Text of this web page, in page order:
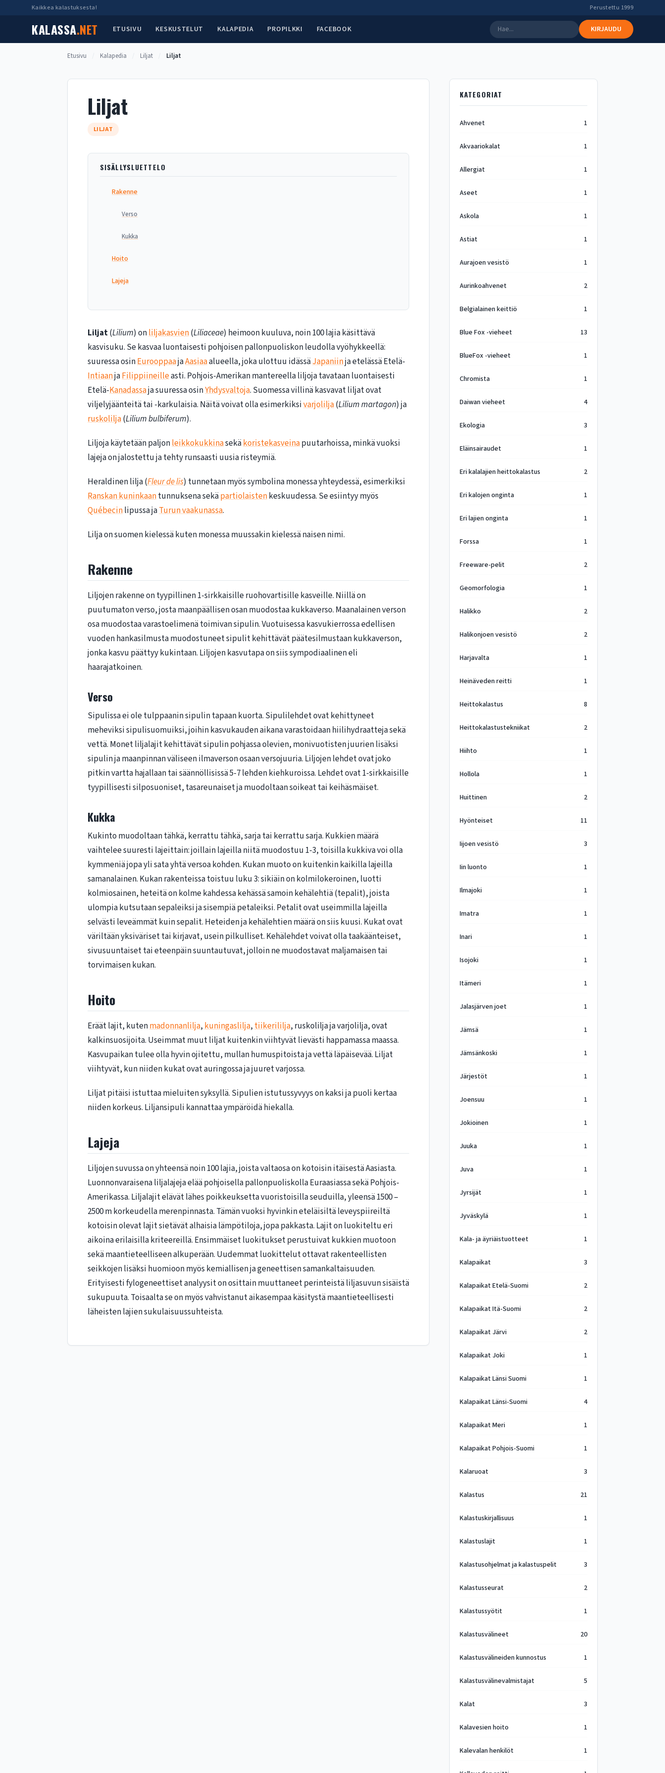
Kaikkea kalastuksesta! Perustettu 1999
KALASSA.NET ETUSIVU KESKUSTELUT KALAPEDIA PROPILKKI FACEBOOK KIRJAUDU
Etusivu Kalapedia Liljat Liljat
Liljat
LILJAT
SISÄLLYSLUETTELO
Rakenne
Verso
Kukka
Hoito
Lajeja
Liljat(Lilium) onliljakasvien(Liliaceae) heimoon kuuluva, noin 100 lajia käsittävä
kasvisuku. Se kasvaa luontaisesti pohjoisen pallonpuoliskon leudolla vyöhykkeellä:
suuressa osinEurooppaajaAasiaaalueella, joka ulottuu idässäJapaniinja etelässä Etelä-
IntiaanjaFilippiineilleasti. Pohjois-Amerikan mantereella liljoja tavataan luontaisesti
Etelä-Kanadassaja suuressa osinYhdysvaltoja. Suomessa villinä kasvavat liljat ovat
viljelyjäänteitä tai -karkulaisia. Näitä voivat olla esimerkiksivarjolilja(Lilium martagon) ja
ruskolilja(Lilium bulbiferum).
Liljoja käytetään paljonleikkokukkinasekäkoristekasveinapuutarhoissa, minkä vuoksi
lajeja on jalostettu ja tehty runsaasti uusia risteymiä.
Heraldinen lilja (Fleur de lis) tunnetaan myös symbolina monessa yhteydessä, esimerkiksi
Ranskan kuninkaantunnuksena sekäpartiolaistenkeskuudessa. Se esiintyy myös
Québecinlipussa jaTurun vaakunassa.
Lilja on suomen kielessä kuten monessa muussakin kielessä naisen nimi.
Rakenne
Liljojen rakenne on tyypillinen 1-sirkkaisille ruohovartisille kasveille. Niillä on
puutumaton verso, josta maanpäällisen osan muodostaa kukkaverso. Maanalainen verson
osa muodostaa varastoelimenä toimivan sipulin. Vuotuisessa kasvukierrossa edellisen
vuoden hankasilmusta muodostuneet sipulit kehittävät päätesilmustaan kukkaverson,
jonka kasvu päättyy kukintaan. Liljojen kasvutapa on siis sympodiaalinen eli
haarajatkoinen.
Verso
Sipulissa ei ole tulppaanin sipulin tapaan kuorta. Sipulilehdet ovat kehittyneet
meheviksi sipulisuomuiksi, joihin kasvukauden aikana varastoidaan hiilihydraatteja sekä
vettä. Monet liljalajit kehittävät sipulin pohjassa olevien, monivuotisten juurien lisäksi
sipulin ja maanpinnan väliseen ilmaverson osaan versojuuria. Liljojen lehdet ovat joko
pitkin vartta hajallaan tai säännöllisissä 5-7 lehden kiehkuroissa. Lehdet ovat 1-sirkkaisille
tyypillisesti silposuoniset, tasareunaiset ja muodoltaan soikeat tai keihäsmäiset.
Kukka
Kukinto muodoltaan tähkä, kerrattu tähkä, sarja tai kerrattu sarja. Kukkien määrä
vaihtelee suuresti lajeittain: joillain lajeilla niitä muodostuu 1-3, toisilla kukkiva voi olla
kymmeniä jopa yli sata yhtä versoa kohden. Kukan muoto on kuitenkin kaikilla lajeilla
samanalainen. Kukan rakenteissa toistuu luku 3: sikiäin on kolmilokeroinen, luotti
kolmiosainen, heteitä on kolme kahdessa kehässä samoin kehälehtiä (tepalit), joista
ulompia kutsutaan sepaleiksi ja sisempiä petaleiksi. Petalit ovat useimmilla lajeilla
selvästi leveämmät kuin sepalit. Heteiden ja kehälehtien määrä on siis kuusi. Kukat ovat
väriltään yksiväriset tai kirjavat, usein pilkulliset. Kehälehdet voivat olla taakäänteiset,
sivusuuntaiset tai eteenpäin suuntautuvat, jolloin ne muodostavat maljamaisen tai
torvimaisen kukan.
Hoito
Eräät lajit, kutenmadonnanlilja,kuningaslilja,tiikerililja, ruskolilja ja varjolilja, ovat
kalkinsuosijoita. Useimmat muut liljat kuitenkin viihtyvät lievästi happamassa maassa.
Kasvupaikan tulee olla hyvin ojitettu, mullan humuspitoista ja vettä läpäisevää. Liljat
viihtyvät, kun niiden kukat ovat auringossa ja juuret varjossa.
Liljat pitäisi istuttaa mieluiten syksyllä. Sipulien istutussyvyys on kaksi ja puoli kertaa
niiden korkeus. Liljansipuli kannattaa ympäröidä hiekalla.
Lajeja
Liljojen suvussa on yhteensä noin 100 lajia, joista valtaosa on kotoisin itäisestä Aasiasta.
Luonnonvaraisena liljalajeja elää pohjoisella pallonpuoliskolla Euraasiassa sekä Pohjois-
Amerikassa. Liljalajit elävät lähes poikkeuksetta vuoristoisilla seuduilla, yleensä 1500 –
2500 m korkeudella merenpinnasta. Tämän vuoksi hyvinkin eteläisiltä leveyspiireiltä
kotoisin olevat lajit sietävät alhaisia lämpötiloja, jopa pakkasta. Lajit on luokiteltu eri
aikoina erilaisilla kriteereillä. Ensimmäiset luokitukset perustuivat kukkien muotoon
sekä maantieteelliseen alkuperään. Uudemmat luokittelut ottavat rakenteellisten
seikkojen lisäksi huomioon myös kemiallisen ja geneettisen samankaltaisuuden.
Erityisesti fylogeneettiset analyysit on osittain muuttaneet perinteistä liljasuvun sisäistä
sukupuuta. Toisaalta se on myös vahvistanut aikasempaa käsitystä maantieteellisesti
läheisten lajien sukulaisuussuhteista.
KATEGORIAT
Ahvenet 1
Akvaariokalat 1
Allergiat 1
Aseet 1
Askola 1
Astiat 1
Aurajoen vesistö 1
Aurinkoahvenet 2
Belgialainen keittiö 1
Blue Fox -vieheet 13
BlueFox -vieheet 1
Chromista 1
Daiwan vieheet 4
Ekologia 3
Eläinsairaudet 1
Eri kalalajien heittokalastus 2
Eri kalojen onginta 1
Eri lajien onginta 1
Forssa 1
Freeware-pelit 2
Geomorfologia 1
Halikko 2
Halikonjoen vesistö 2
Harjavalta 1
Heinäveden reitti 1
Heittokalastus 8
Heittokalastustekniikat 2
Hiihto 1
Hollola 1
Huittinen 2
Hyönteiset 11
Iijoen vesistö 3
Iin luonto 1
Ilmajoki 1
Imatra 1
Inari 1
Isojoki 1
Itämeri 1
Jalasjärven joet 1
Jämsä 1
Jämsänkoski 1
Järjestöt 1
Joensuu 1
Jokioinen 1
Juuka 1
Juva 1
Jyrsijät 1
Jyväskylä 1
Kala- ja äyriäistuotteet 1
Kalapaikat 3
Kalapaikat Etelä-Suomi 2
Kalapaikat Itä-Suomi 2
Kalapaikat Järvi 2
Kalapaikat Joki 1
Kalapaikat Länsi Suomi 1
Kalapaikat Länsi-Suomi 4
Kalapaikat Meri 1
Kalapaikat Pohjois-Suomi 1
Kalaruoat 3
Kalastus 21
Kalastuskirjallisuus 1
Kalastuslajit 1
Kalastusohjelmat ja kalastuspelit 3
Kalastusseurat 2
Kalastussyötit 1
Kalastusvälineet 20
Kalastusvälineiden kunnostus 1
Kalastusvälinevalmistajat 5
Kalat 3
Kalavesien hoito 1
Kalevalan henkilöt 1